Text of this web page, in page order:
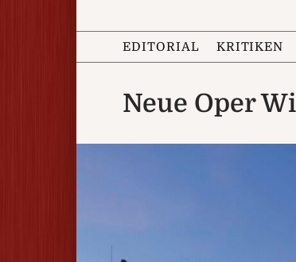
EDITORIAL KRITIKEN
Neue Oper